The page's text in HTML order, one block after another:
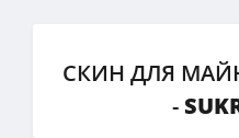
СКИН ДЛЯ
-